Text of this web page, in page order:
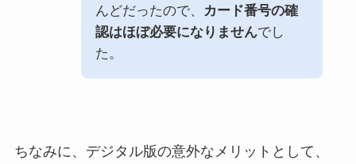
んどだったので、
カード番号の確
認はほぼ必要になりませんでし
た。
ちなみに、デジタル版の意外なメリットとして、